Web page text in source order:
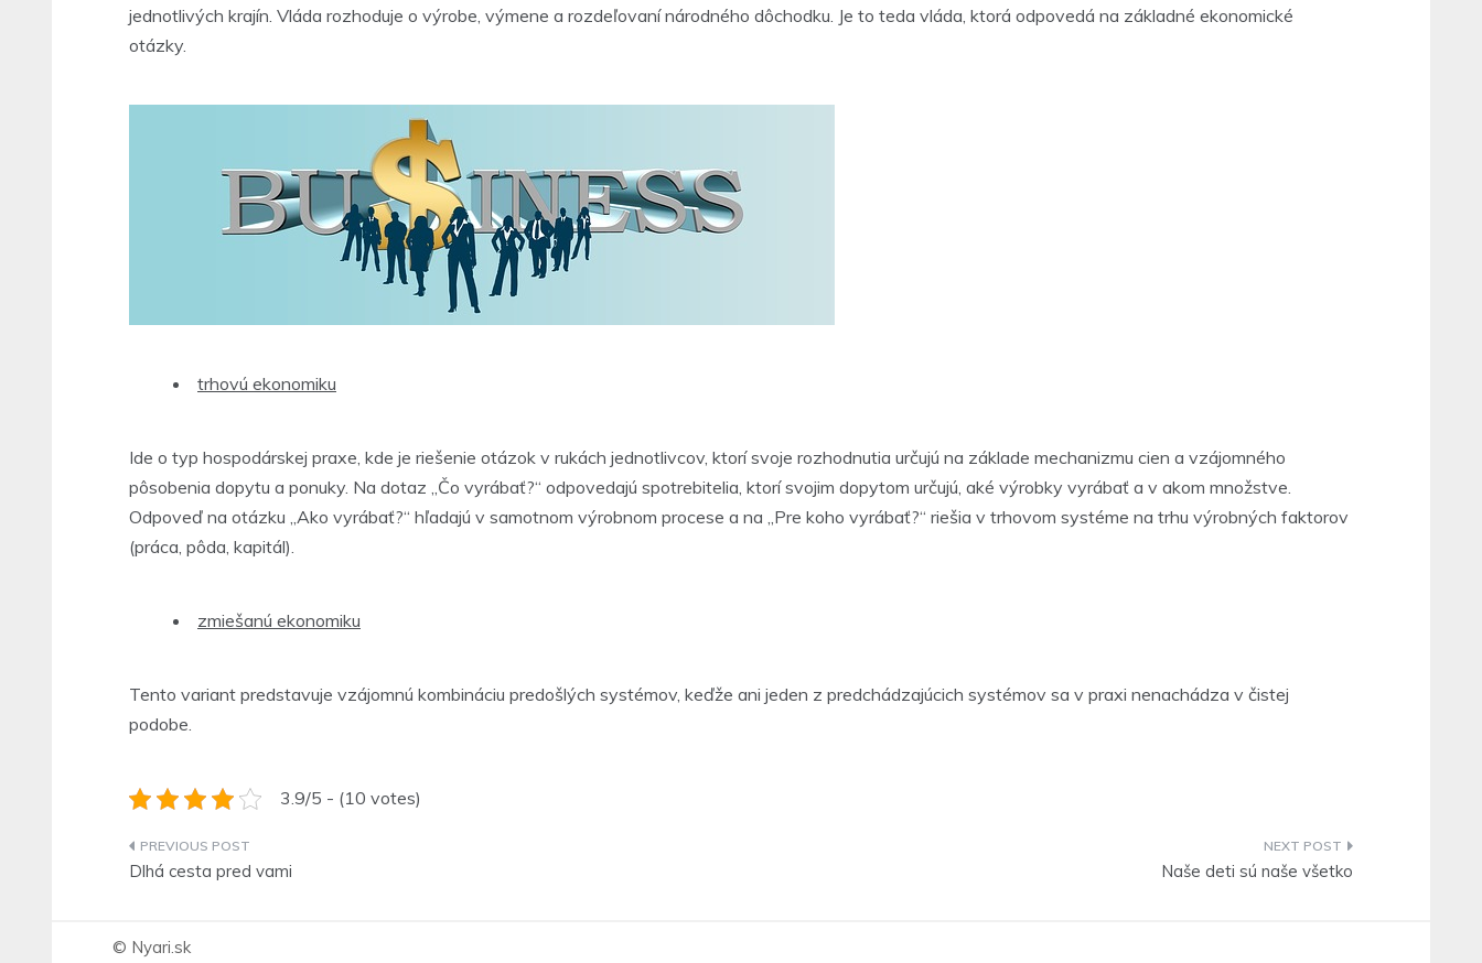
jednotlivých krajín. Vláda rozhoduje o výrobe, výmene a rozdeľovaní národného dôchodku. Je to teda vláda, ktorá odpovedá na základné ekonomické
otázky.
trhovú ekonomiku
Ide o typ hospodárskej praxe, kde je riešenie otázok v rukách jednotlivcov, ktorí svoje rozhodnutia určujú na základe mechanizmu cien a vzájomného
pôsobenia dopytu a ponuky. Na dotaz „Čo vyrábať?“ odpovedajú spotrebitelia, ktorí svojim dopytom určujú, aké výrobky vyrábať a v akom množstve.
Odpoveď na otázku „Ako vyrábať?“ hľadajú v samotnom výrobnom procese a na „Pre koho vyrábať?“ riešia v trhovom systéme na trhu výrobných faktorov
(práca, pôda, kapitál).
zmiešanú ekonomiku
Tento variant predstavuje vzájomnú kombináciu predošlých systémov, keďže ani jeden z predchádzajúcich systémov sa v praxi nenachádza v čistej
podobe.
3.9/5 - (10 votes)
Navigace
příspěvek
Dlhá cesta pred vami Naše deti sú naše všetko
© Nyari.sk